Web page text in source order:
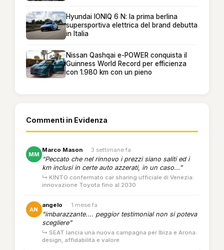
Hyundai IONIQ 6 N: la prima berlina
supersportiva elettrica del brand debutta
in Italia
Nissan Qashqai e-POWER conquista il
Guinness World Record per efficienza
con 1.980 km con un pieno
Commenti in Evidenza
MM
Marco Mason · 3 settimane fa
“Peccato che nel rinnovo i prezzi siano saliti ed i
km inclusi in certe auto azzerati, in un caso...”
↳ KINTO confermato car sharing ufficiale di Venezia:
innovazione Toyota fino al 2030
AN
angelo · 1 mese fa
“imbarazzante.... peggior testimonial non si poteva
scegliere”
↳ SEAT lancia una nuova campagna per Ibiza e Arona:
design, affidabilità e valore